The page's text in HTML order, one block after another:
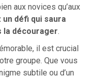
aux novices qu’aux
défi qui saura
la décourager.
il est crucial
groupe. Que vous
subtile ou d’un